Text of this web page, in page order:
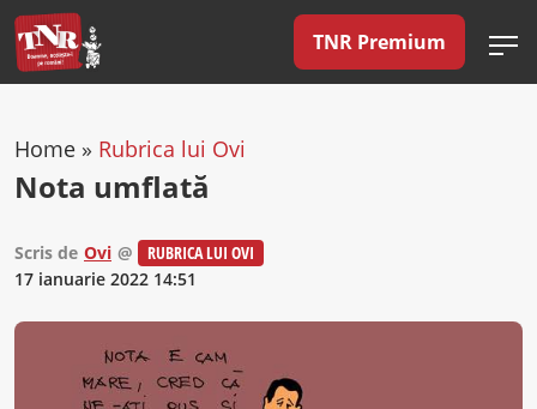
TNR Premium
Home » Rubrica lui Ovi
Nota umflată
Scris de Ovi @
RUBRICA LUI OVI
17 ianuarie 2022 14:51